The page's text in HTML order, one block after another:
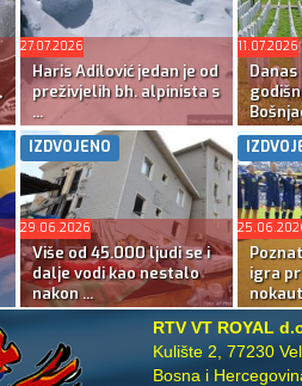
27.07.2026
Haris Adilović jedan je od
preživjelih bh. alpinista s
...
11.07.2026
Danas
IZDVOJENO
29.06.2026
Više od 45.000 ljudi se i
dalje vodi kao nestalo
nakon ...
igra
RTV VT ROYAL
Kulište 2, 77230
Bosna i